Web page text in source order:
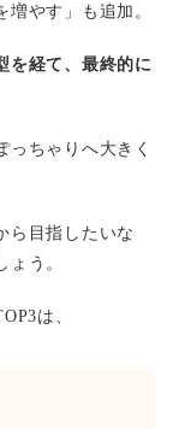
やす」も追加。
を経て、最終的に
っちゃりへ大きく
ら目指したいな
う。
は、